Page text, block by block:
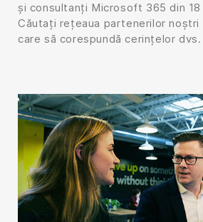
și consultanți Microsoft 365 din
Căutați rețeaua partenerilor noștri
care să corespundă cerințelor dvs.